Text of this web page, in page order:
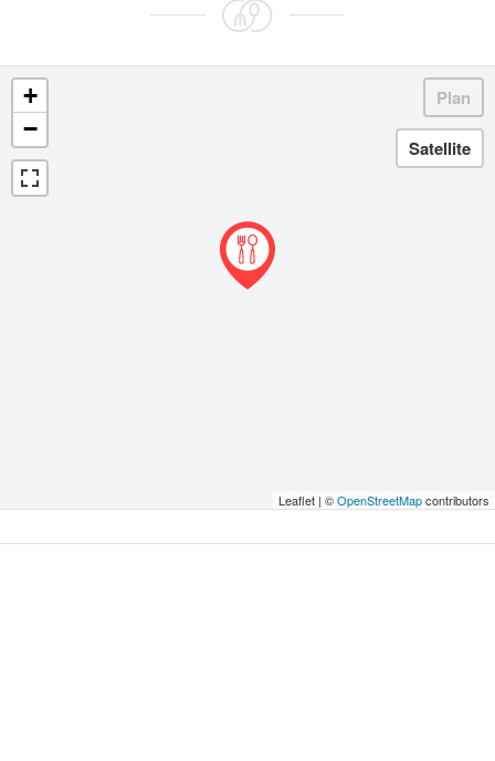
+
−
Leaflet | ©OpenStreetMapcontributors